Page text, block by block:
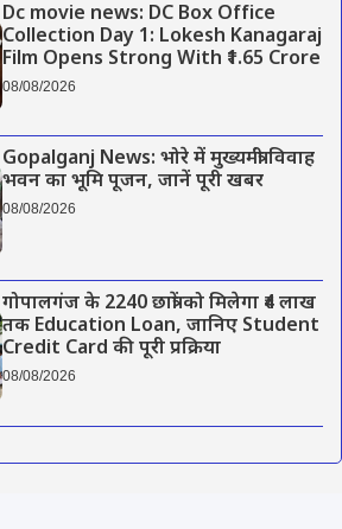
Dc movie news: DC Box Office
Collection Day 1: Lokesh Kanagaraj
Film Opens Strong With ₹1.65 Crore
08/08/2026
Gopalganj News: भोरे में मुख्यमंत्री विवाह
भवन का भूमि पूजन, जानें पूरी खबर
08/08/2026
गोपालगंज के 2240 छात्रों को मिलेगा ₹4 लाख
तक Education Loan, जानिए Student
Credit Card की पूरी प्रक्रिया
08/08/2026